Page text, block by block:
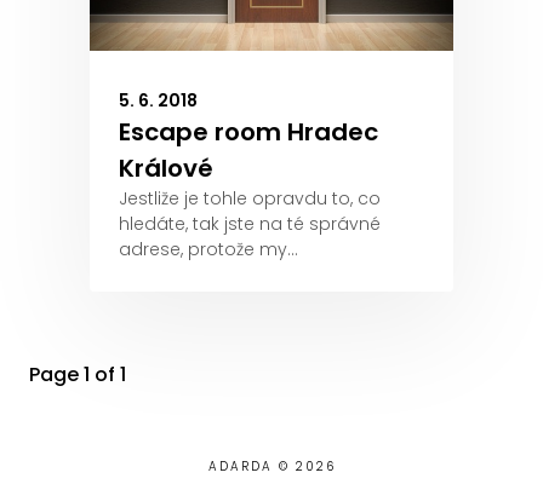
5. 6. 2018
Escape room Hradec
Králové
Jestliže je tohle opravdu to, co
hledáte, tak jste na té správné
adrese, protože my…
Page 1 of 1
ADARDA © 2026